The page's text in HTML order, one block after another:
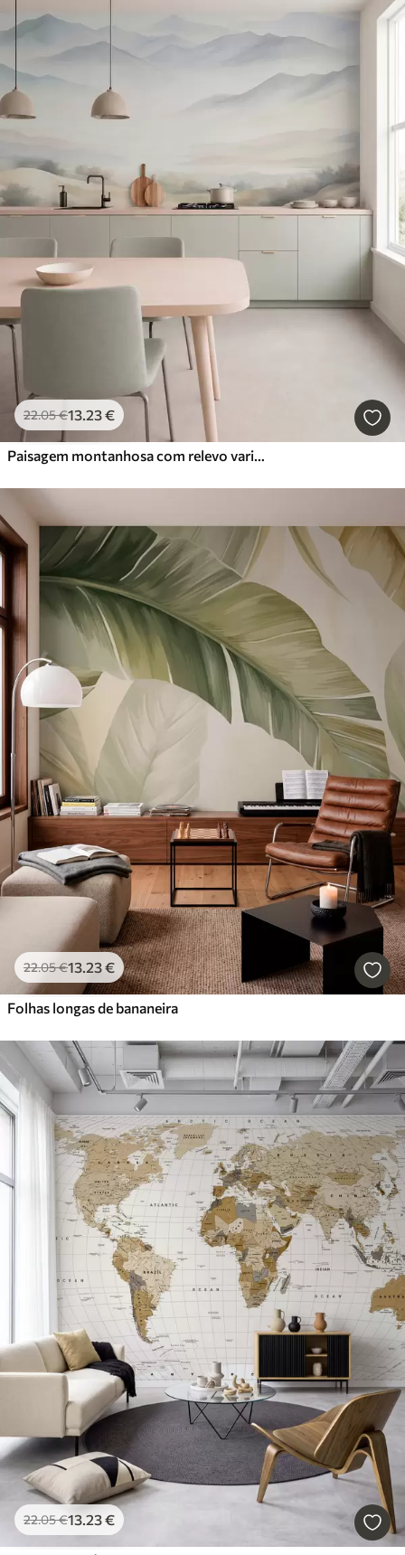
22.05€13 .23€
22.05€13 .23€
Folhas longas de bananeira
22.05€13 .23€